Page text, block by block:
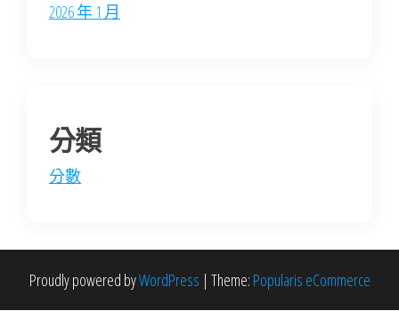
2026 年 1 月
分類
分數
Proudly powered byWordPress | Theme: Popularis eCommerce